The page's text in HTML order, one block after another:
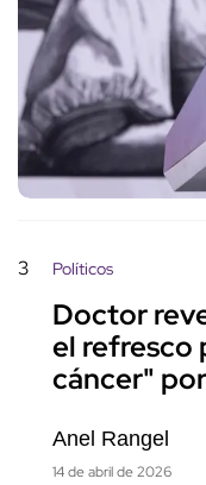
3 Políticos
Doctor
el refresco
cáncer"
Anel Rangel
14 de abril de 2026